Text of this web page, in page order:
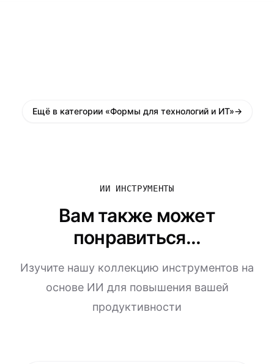
Ещё в категории «Формы для технологий и ИТ»→
ИИ ИНСТРУМЕНТЫ
Вам также может
понравиться...
Изучите нашу коллекцию инструментов на
основе ИИ для повышения вашей
продуктивности